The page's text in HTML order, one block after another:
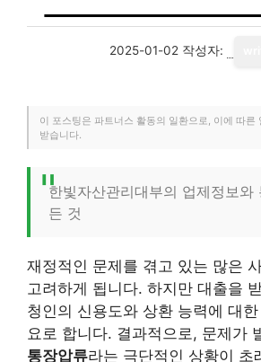
2025-01-02 작성자:
이 포스팅은 파트너스 활동의 일환으로, 이에 따른
받습니다.
한빛자산관리대부의 업제정보와
든 것
재정적인 문제를 겪고 있는 많은
고려하게 됩니다. 하지만 대출을
청인의 신용도와 상환 능력에 대
요로 합니다. 결과적으로, 문제가
통장압류라는 극단적인 상황이 초